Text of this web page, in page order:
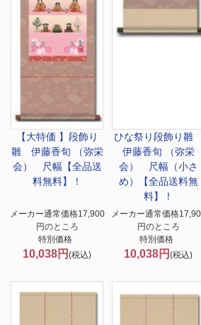
【大特価 】 段飾り
雛 伊藤香旬 （弥栄
会） 尺幅【全品送
料無料】！
メーカー通常価格17,900
円のところ
特別価格
10,038円(税込)
ひな祭り段飾り雛
伊藤香旬 （弥栄
会） 尺幅（小さ
め）【全品送料無
料】！
メーカー通常価格
円のところ
特別価格
10,038円(税込)